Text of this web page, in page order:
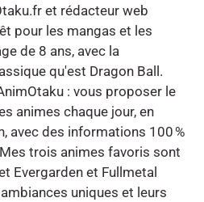
et rédacteur web
pour les mangas et les
de 8 ans, avec la
qu'est Dragon Ball.
: vous proposer le
animes chaque jour, en
avec des informations 100 %
trois animes favoris sont
Evergarden et Fullmetal
uniques et leurs